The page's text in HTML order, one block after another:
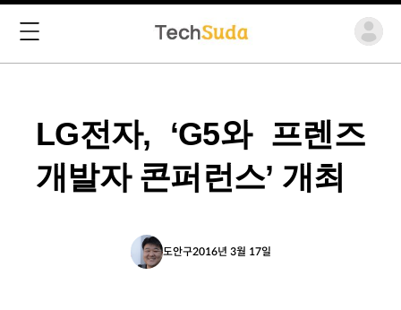
LG전자, ‘G5와 프렌즈
개발자 콘퍼런스’ 개최
도안구2016년 3월 17일